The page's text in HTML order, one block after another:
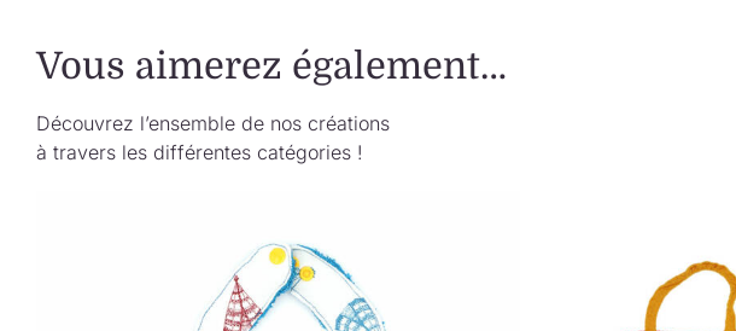
Vous aimerez également…
Découvrez l’ensemble de nos créations
à travers les différentes catégories !